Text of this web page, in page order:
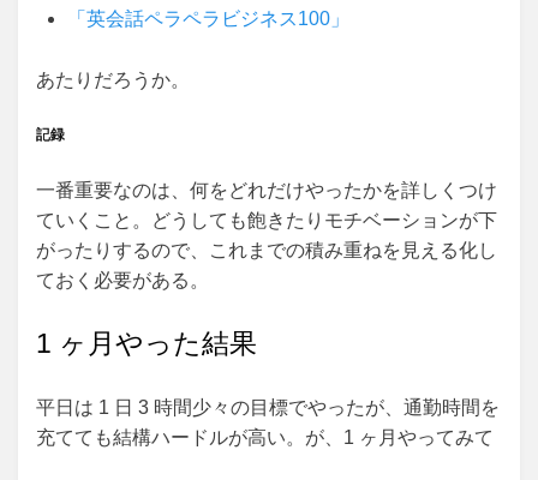
「英会話ペラペラビジネス100」
あたりだろうか。
記録
一番重要なのは、何をどれだけやったかを詳しくつけ
ていくこと。どうしても飽きたりモチベーションが下
がったりするので、これまでの積み重ねを見える化し
ておく必要がある。
1 ヶ月やった結果
平日は 1 日 3 時間少々の目標でやったが、通勤時間を
充てても結構ハードルが高い。が、1 ヶ月やってみて